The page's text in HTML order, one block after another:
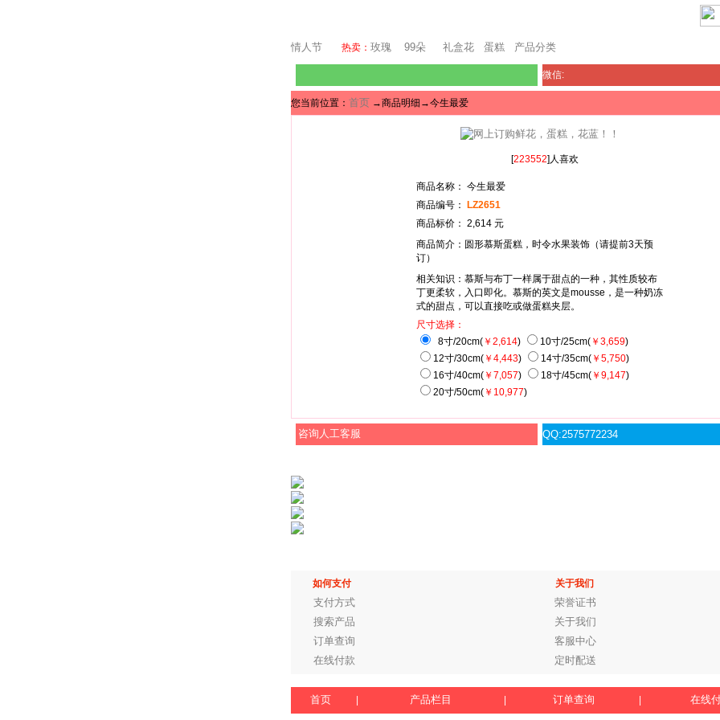
情人节 热卖： 玫瑰 99朵 礼盒花 蛋糕 产品分类
微信:
您当前位置： 首页 →商品明细→今生最爱
[223552]人喜欢
商品名称： 今生最爱
商品编号：
LZ2651
商品标价： 2,614 元
商品简介：圆形慕斯蛋糕，时令水果装饰（请提前3天预
订）
相关知识：慕斯与布丁一样属于甜点的一种，其性质较布
丁更柔软，入口即化。慕斯的英文是mousse，是一种奶冻
式的甜点，可以直接吃或做蛋糕夹层。
尺寸选择：
8寸/20cm( ￥2,614) 10寸/25cm( ￥3,659)
12寸/30cm( ￥4,443) 14寸/35cm( ￥5,750)
16寸/40cm( ￥7,057) 18寸/45cm( ￥9,147)
20寸/50cm( ￥10,977)
咨询人工客服 QQ:2575772234
如何支付 关于我们
支付方式
荣誉证书
搜索产品
关于我们
订单查询
客服中心
在线付款
定时配送
首页 产品栏目 订单查询 在线